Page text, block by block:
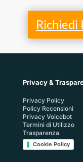
Richiedi
Privacy &
Privacy Policy
Policy Recensioni
Privacy Voicebot
Termini di Utilizzo
Trasparenza
Cookie Policy